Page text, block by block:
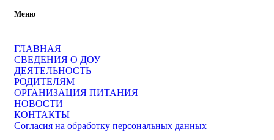
Меню
ГЛАВНАЯ
СВЕДЕНИЯ О ДОУ
ДЕЯТЕЛЬНОСТЬ
РОДИТЕЛЯМ
ОРГАНИЗАЦИЯ ПИТАНИЯ
НОВОСТИ
КОНТАКТЫ
Согласия на обработку персональных данных